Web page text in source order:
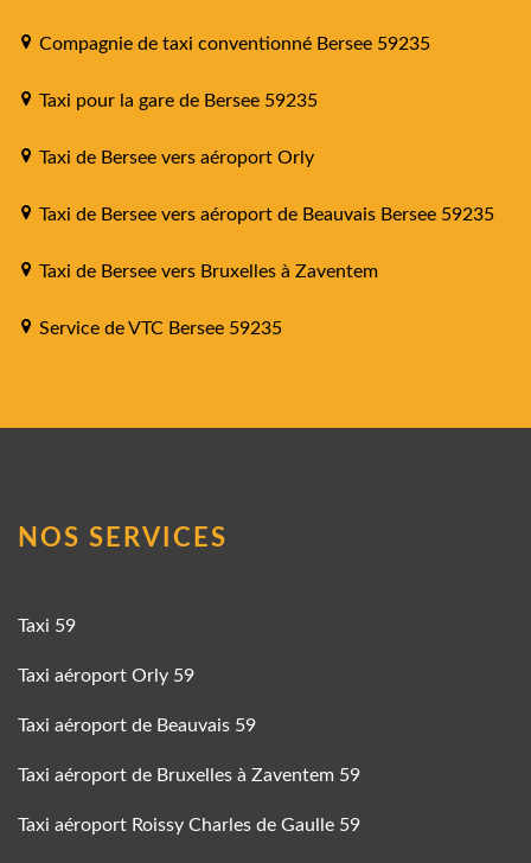
Compagnie de taxi conventionné Bersee 59235
Taxi pour la gare de Bersee 59235
Taxi de Bersee vers aéroport Orly
Taxi de Bersee vers aéroport de Beauvais Bersee 59235
Taxi de Bersee vers Bruxelles à Zaventem
Service de VTC Bersee 59235
NOS SERVICES
Taxi 59
Taxi aéroport Orly 59
Taxi aéroport de Beauvais 59
Taxi aéroport de Bruxelles à Zaventem 59
Taxi aéroport Roissy Charles de Gaulle 59